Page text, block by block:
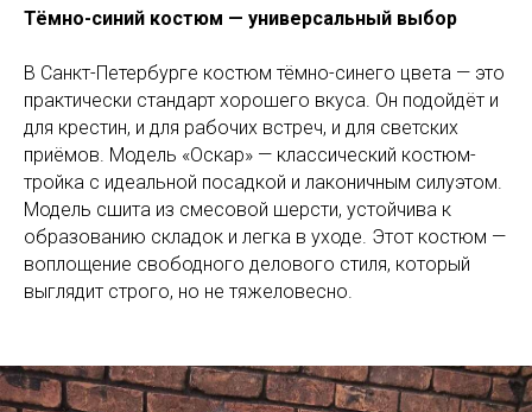
Тёмно-синий костюм — универсальный выбор
В Санкт-Петербурге костюм тёмно-синего цвета — это
практически стандарт хорошего вкуса. Он подойдёт и
для крестин, и для рабочих встреч, и для светских
приёмов. Модель «Оскар» — классический костюм-
тройка с идеальной посадкой и лаконичным силуэтом.
Модель сшита из смесовой шерсти, устойчива к
образованию складок и легка в уходе. Этот костюм —
воплощение свободного делового стиля, который
выглядит строго, но не тяжеловесно.